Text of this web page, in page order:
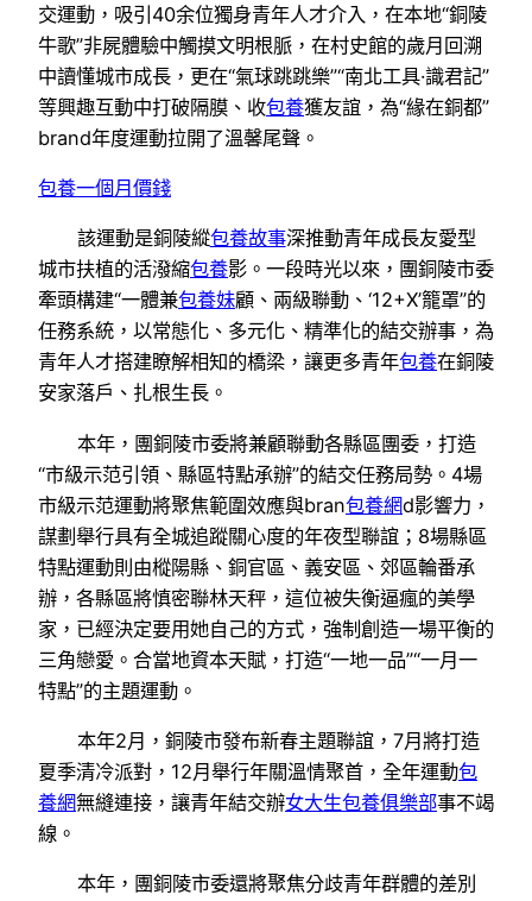
交運動，吸引40余位獨身青年人才介入，在本地“銅陵
牛歌”非屍體驗中觸摸文明根脈，在村史館的歲月回溯
中讀懂城市成長，更在“氣球跳跳樂”“南北工具·識君記”
等興趣互動中打破隔膜、收包養獲友誼，為“緣在銅都”
brand年度運動拉開了溫馨尾聲。
包養一個月價錢
該運動是銅陵縱包養故事深推動青年成長友愛型
城市扶植的活潑縮包養影。一段時光以來，團銅陵市委
牽頭構建“一體兼包養妹顧、兩級聯動、‘12+X’籠罩”的
任務系統，以常態化、多元化、精準化的結交辦事，為
青年人才搭建瞭解相知的橋梁，讓更多青年包養在銅陵
安家落戶、扎根生長。
本年，團銅陵市委將兼顧聯動各縣區團委，打造
“市級示范引領、縣區特點承辦”的結交任務局勢。4場
市級示范運動將聚焦範圍效應與bran包養網d影響力，
謀劃舉行具有全城追蹤關心度的年夜型聯誼；8場縣區
特點運動則由樅陽縣、銅官區、義安區、郊區輪番承
辦，各縣區將慎密聯林天秤，這位被失衡逼瘋的美學
家，已經決定要用她自己的方式，強制創造一場平衡的
三角戀愛。合當地資本天賦，打造“一地一品”“一月一
特點”的主題運動。
本年2月，銅陵市發布新春主題聯誼，7月將打造
夏季清冷派對，12月舉行年關溫情聚首，全年運動包
養網無縫連接，讓青年結交辦女大生包養俱樂部事不竭
線。
本年，團銅陵市委還將聚焦分歧青年群體的差別